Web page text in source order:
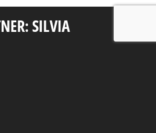
SILVIA